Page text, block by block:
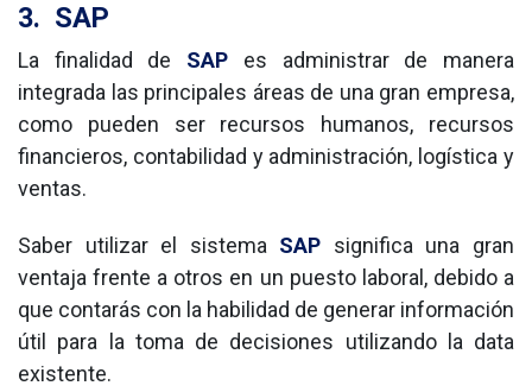
3. SAP
La finalidad de SAP es administrar de manera
integrada las principales áreas de una gran empresa,
como pueden ser recursos humanos, recursos
financieros, contabilidad y administración, logística y
ventas.
Saber utilizar el sistema SAP significa una gran
ventaja frente a otros en un puesto laboral, debido a
que contarás con la habilidad de generar información
útil para la toma de decisiones utilizando la data
existente.